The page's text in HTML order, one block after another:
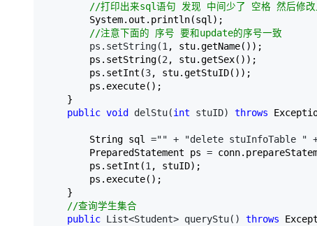
//打印出来sql语句 发现 中间少了 空格 然后修
        System.out.println(sql);
//注意下面的 序号 要和update的序号一致
        ps.setString(1
, stu.getName());
        ps.setString(
2 , stu.getSex());
        ps.setInt(
3, stu.getStuID());
        ps.execute();
    }
public void delStu(int stuID) throws
        String sql
="" + "delete stuInfoTable "
        PreparedStatement ps
=
        ps.setInt(
1 , stuID);
        ps.execute();
    }
//查询学生集合
public List<Student> queryStu() throws